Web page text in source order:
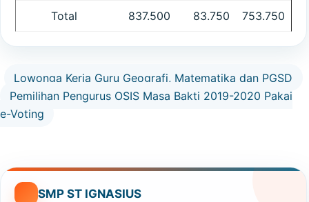
Total 837.500 83.750 753.750
Lowonga Kerja Guru Geografi, Matematika dan PGSD
Pemilihan Pengurus OSIS Masa Bakti 2019-2020 Pakai
e-Voting
SMP ST IGNASIUS